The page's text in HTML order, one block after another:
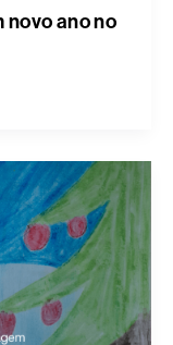
novo ano no